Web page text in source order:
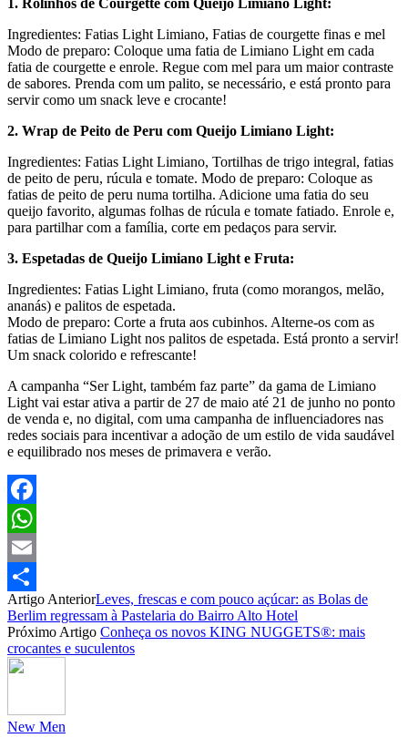
Ingredientes: Fatias Light Limiano, Fatias de courgette finas e mel
Modo de preparo: Coloque uma fatia de Limiano Light em cada
fatia de courgette e enrole. Regue com mel para um maior contraste
de sabores. Prenda com um palito, se necessário, e está pronto para
servir como um snack leve e crocante!
2. Wrap de Peito de Peru com Queijo Limiano Light:
Ingredientes: Fatias Light Limiano, Tortilhas de trigo integral, fatias
de peito de peru, rúcula e tomate. Modo de preparo: Coloque as
fatias de peito de peru numa tortilha. Adicione uma fatia do seu
queijo favorito, algumas folhas de rúcula e tomate fatiado. Enrole e,
para partilhar com a família, corte em pedaços para servir.
3. Espetadas de Queijo Limiano Light e Fruta:
Ingredientes: Fatias Light Limiano, fruta (como morangos, melão,
ananás) e palitos de espetada.
Modo de preparo: Corte a fruta aos cubinhos. Alterne-os com as
fatias de Limiano Light nos palitos de espetada. Está pronto a servir!
Um snack colorido e refrescante!
A campanha “Ser Light, também faz parte” da gama de Limiano
Light vai estar ativa a partir de 27 de maio até 21 de junho no ponto
de venda e, no digital, com uma campanha de influenciadores nas
redes sociais para incentivar a adoção de um estilo de vida saudável
e equilibrado nos meses de primavera e verão.
Facebook
WhatsApp
Email
Partilhar
Artigo AnteriorLeves, frescas e com pouco açúcar: as Bolas de
Berlim regressam à Pastelaria do Bairro Alto Hotel
Próximo Artigo Conheça os novos KING NUGGETS®: mais
crocantes e suculentos
New Men